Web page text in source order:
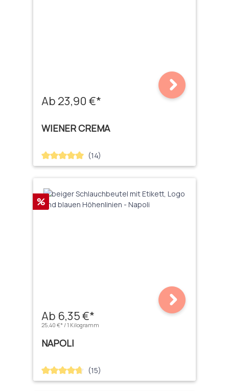
Ab 23,90 €*
WIENER CREMA
Durchschnittliche Bewertung von 5 von 5 Sternen
(14)
Rabatt
%
Ab 6,35 €*
25,40 €* / 1 Kilogramm
NAPOLI
Durchschnittliche Bewertung von 4.67 von 5 Sternen
(15)